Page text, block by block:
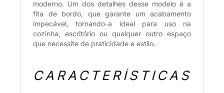
moderno. Um dos detalhes desse modelo é a
fita de bordo, que garante um acabamento
impecável, tornando-a ideal para uso na
cozinha, escritório ou qualquer outro espaço
que necessite de praticidade e estilo.
CARACTERÍSTICAS